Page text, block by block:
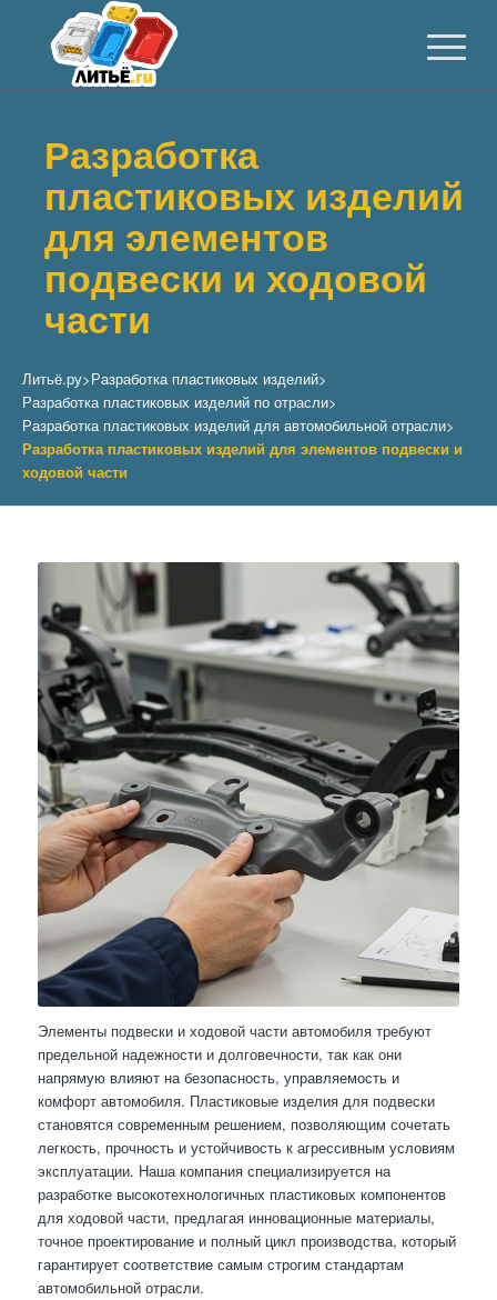
Разработка
пластиковых изделий
для элементов
подвески и ходовой
части
Литьё.ру>Разработка пластиковых изделий>
Разработка пластиковых изделий по отрасли>
Разработка пластиковых изделий для автомобильной отрасли>
Разработка пластиковых изделий для элементов подвески и
ходовой части
Элементы подвески и ходовой части автомобиля требуют
предельной надежности и долговечности, так как они
напрямую влияют на безопасность, управляемость и
комфорт автомобиля. Пластиковые изделия для подвески
становятся современным решением, позволяющим сочетать
легкость, прочность и устойчивость к агрессивным условиям
эксплуатации. Наша компания специализируется на
разработке высокотехнологичных пластиковых компонентов
для ходовой части, предлагая инновационные материалы,
точное проектирование и полный цикл производства, который
гарантирует соответствие самым строгим стандартам
автомобильной отрасли.